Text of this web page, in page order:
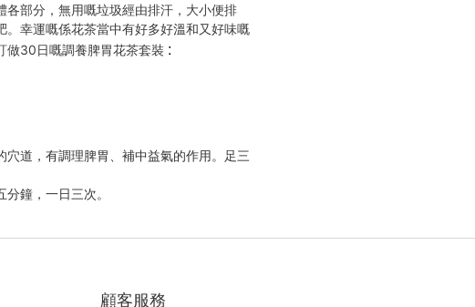
部分，無用嘅垃圾經由排汗，大小便排
幸運嘅係花茶當中有好多好溫和又好味嘅
做30日嘅調養脾胃花茶套裝 :
道，有調理脾胃、補中益氣的作用。足三
鐘，一日三次。
顧客服務